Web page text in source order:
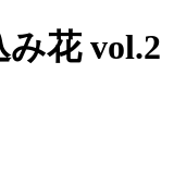
花 vol.2